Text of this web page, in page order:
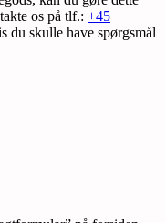
os på tlf.: +45
du skulle have spørgsmål